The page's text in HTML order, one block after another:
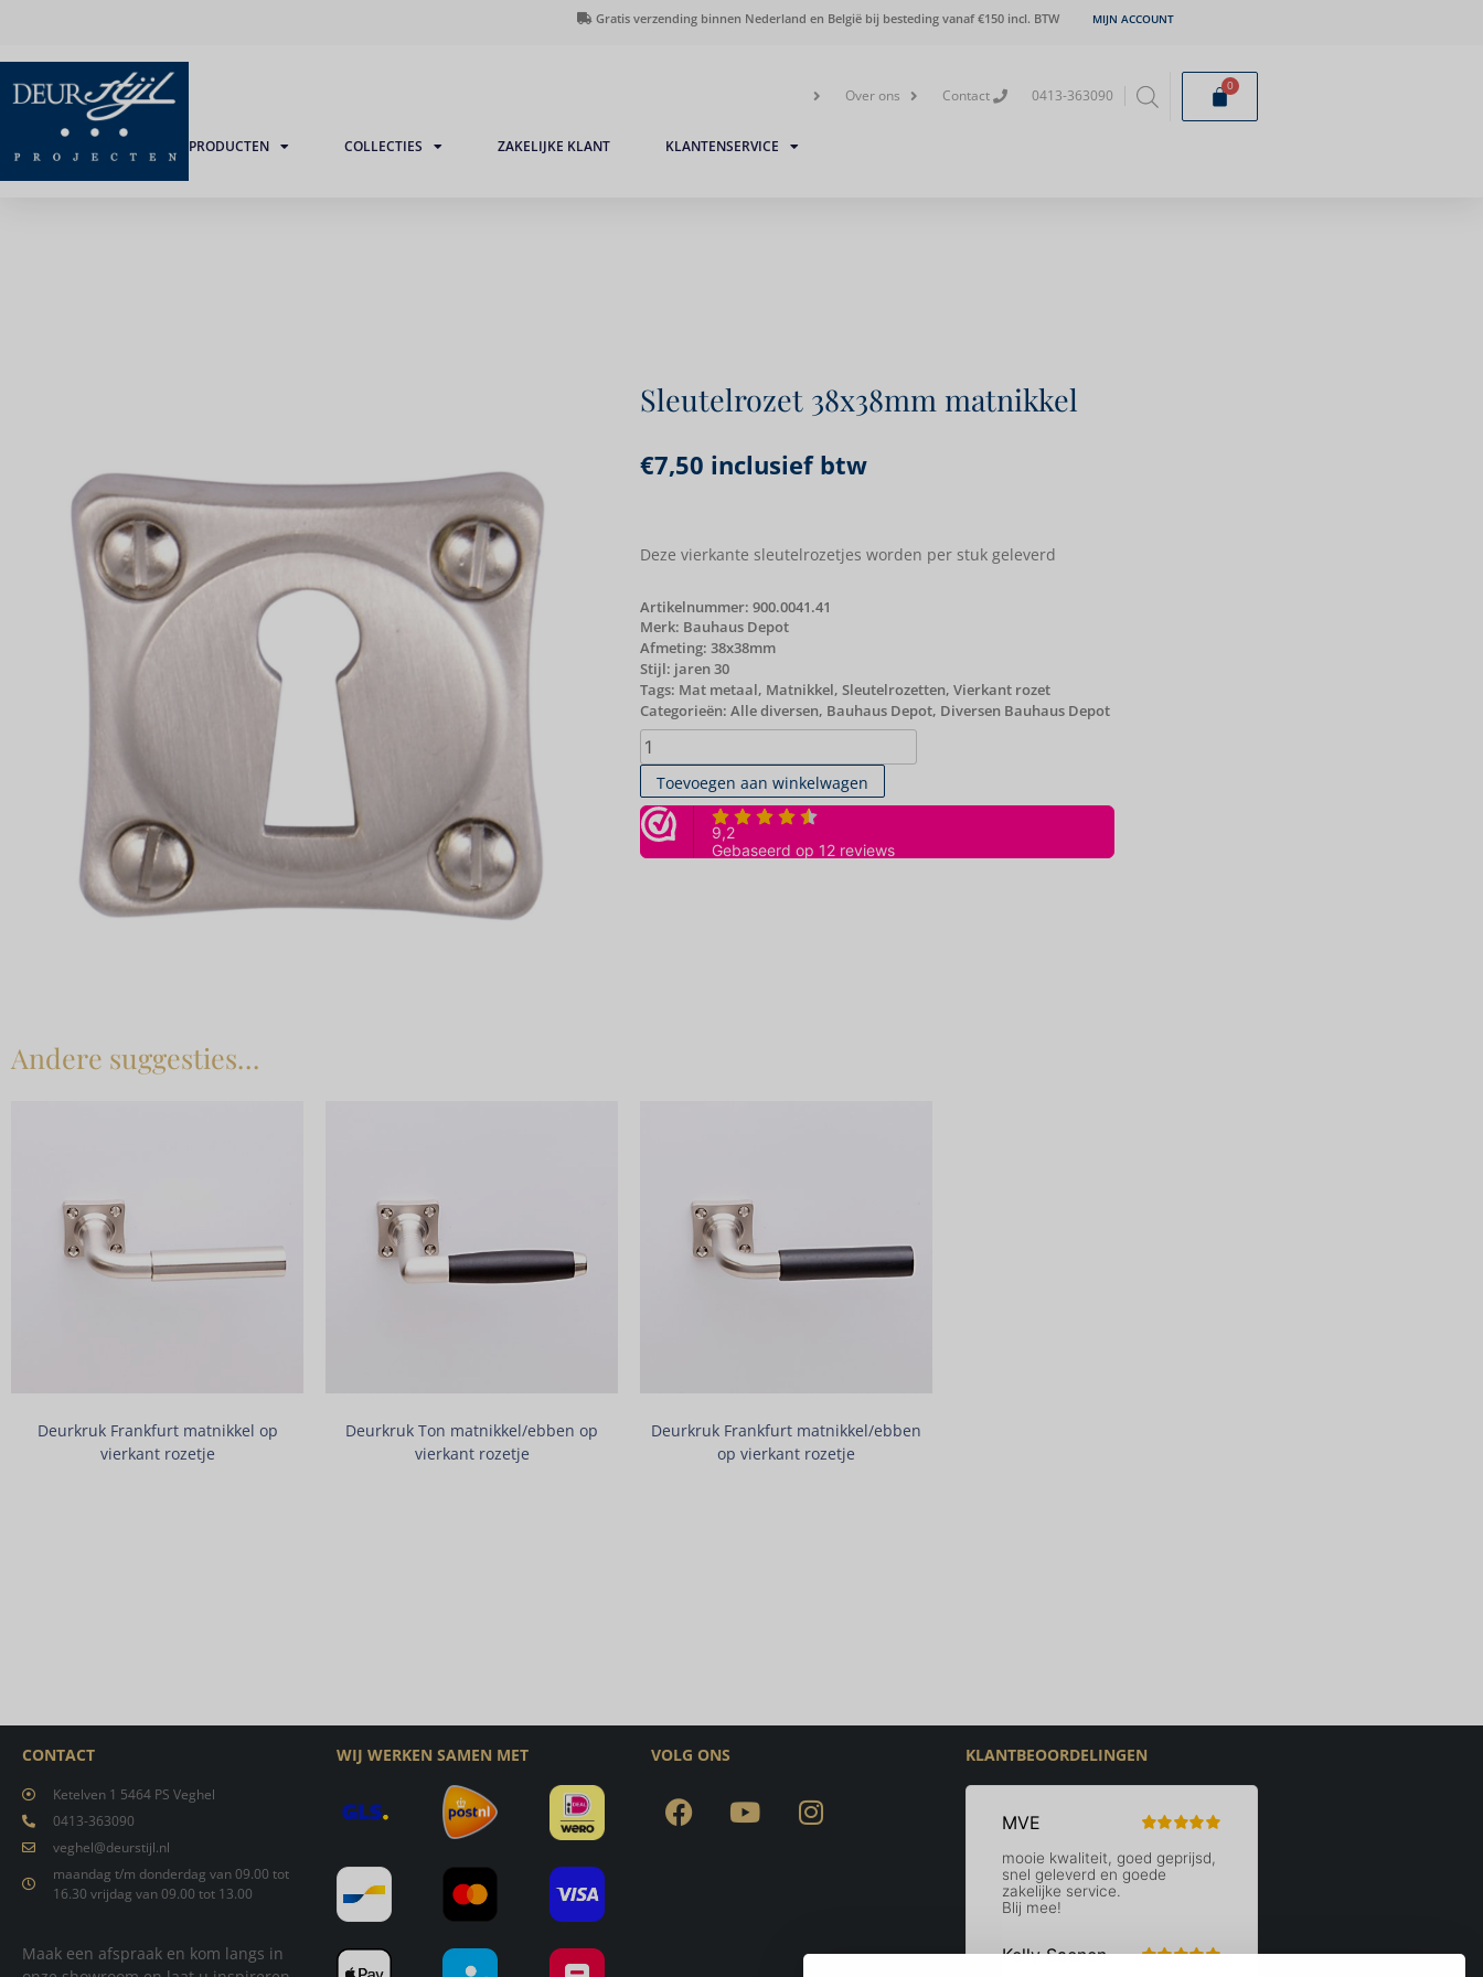
Gratis verzending binnen Nederland en België bij besteding vanaf €150 incl. BTW MIJN ACCOUNT
Over ons Contact 0413-363090
0
PRODUCTEN COLLECTIES ZAKELIJKE KLANT KLANTENSERVICE
Sleutelrozet 38x38mm matnikkel
€7,50 inclusief btw
Deze vierkante sleutelrozetjes worden per stuk geleverd
Artikelnummer: 900.0041.41
Merk: Bauhaus Depot
Afmeting: 38x38mm
Stijl: jaren 30
Tags: Mat metaal, Matnikkel, Sleutelrozetten, Vierkant rozet
Categorieën: Alle diversen, Bauhaus Depot, Diversen Bauhaus Depot
Toevoegen aan winkelwagen
Andere suggesties…
Deurkruk Frankfurt matnikkel op
vierkant rozetje
Deurkruk Ton matnikkel/ebben op
vierkant rozetje
Deurkruk Frankfurt matnikkel/ebben
op vierkant rozetje
CONTACT
Ketelven 1 5464 PS Veghel
0413-363090
veghel@deurstijl.nl
maandag t/m donderdag van 09.00 tot
16.30 vrijdag van 09.00 tot 13.00
Maak een afspraak en kom langs in
WIJ WERKEN SAMEN MET VOLG ONS KLANTBEOORDELINGEN